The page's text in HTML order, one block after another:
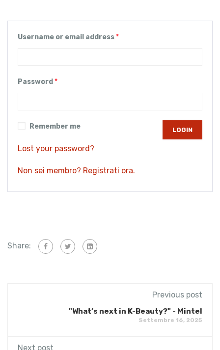
Username or email address*
Password *
Remember me
Lost your password?
Non sei membro? Registrati ora.
Share:
Previous post
"What’s next in K-Beauty?" - Mintel
Settembre 16, 2025
Next post